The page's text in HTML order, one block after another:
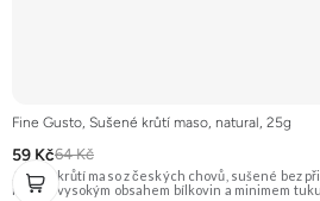
Fine Gusto, Sušené krůtí maso, natural, 25g
59 Kč64 Kč
Jemné krůtí maso z českých chovů, sušené bez
masa s vysokým obsahem bílkovin a minimem